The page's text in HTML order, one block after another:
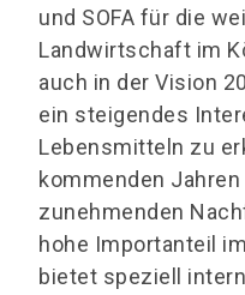
und SOFA für die
Landwirtschaft im
auch in der Vision
ein steigendes
Lebensmitteln zu
kommenden
zunehmenden
hohe Importanteil
bietet speziell